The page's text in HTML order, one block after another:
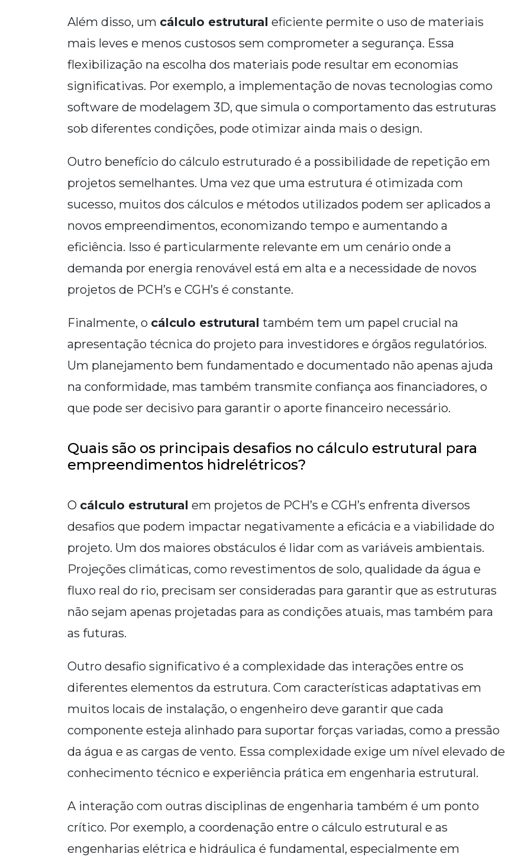
Além disso, um cálculo estrutural eficiente permite o uso de materiais
mais leves e menos custosos sem comprometer a segurança. Essa
flexibilização na escolha dos materiais pode resultar em economias
significativas. Por exemplo, a implementação de novas tecnologias como
software de modelagem 3D, que simula o comportamento das estruturas
sob diferentes condições, pode otimizar ainda mais o design.
Outro benefício do cálculo estruturado é a possibilidade de repetição em
projetos semelhantes. Uma vez que uma estrutura é otimizada com
sucesso, muitos dos cálculos e métodos utilizados podem ser aplicados a
novos empreendimentos, economizando tempo e aumentando a
eficiência. Isso é particularmente relevante em um cenário onde a
demanda por energia renovável está em alta e a necessidade de novos
projetos de PCH’s e CGH’s é constante.
Finalmente, o cálculo estrutural também tem um papel crucial na
apresentação técnica do projeto para investidores e órgãos regulatórios.
Um planejamento bem fundamentado e documentado não apenas ajuda
na conformidade, mas também transmite confiança aos financiadores, o
que pode ser decisivo para garantir o aporte financeiro necessário.
Quais são os principais desafios no cálculo estrutural para
empreendimentos hidrelétricos?
O cálculo estrutural em projetos de PCH’s e CGH’s enfrenta diversos
desafios que podem impactar negativamente a eficácia e a viabilidade do
projeto. Um dos maiores obstáculos é lidar com as variáveis ambientais.
Projeções climáticas, como revestimentos de solo, qualidade da água e
fluxo real do rio, precisam ser consideradas para garantir que as estruturas
não sejam apenas projetadas para as condições atuais, mas também para
as futuras.
Outro desafio significativo é a complexidade das interações entre os
diferentes elementos da estrutura. Com características adaptativas em
muitos locais de instalação, o engenheiro deve garantir que cada
componente esteja alinhado para suportar forças variadas, como a pressão
da água e as cargas de vento. Essa complexidade exige um nível elevado de
conhecimento técnico e experiência prática em engenharia estrutural.
A interação com outras disciplinas de engenharia também é um ponto
crítico. Por exemplo, a coordenação entre o cálculo estrutural e as
engenharias elétrica e hidráulica é fundamental, especialmente em